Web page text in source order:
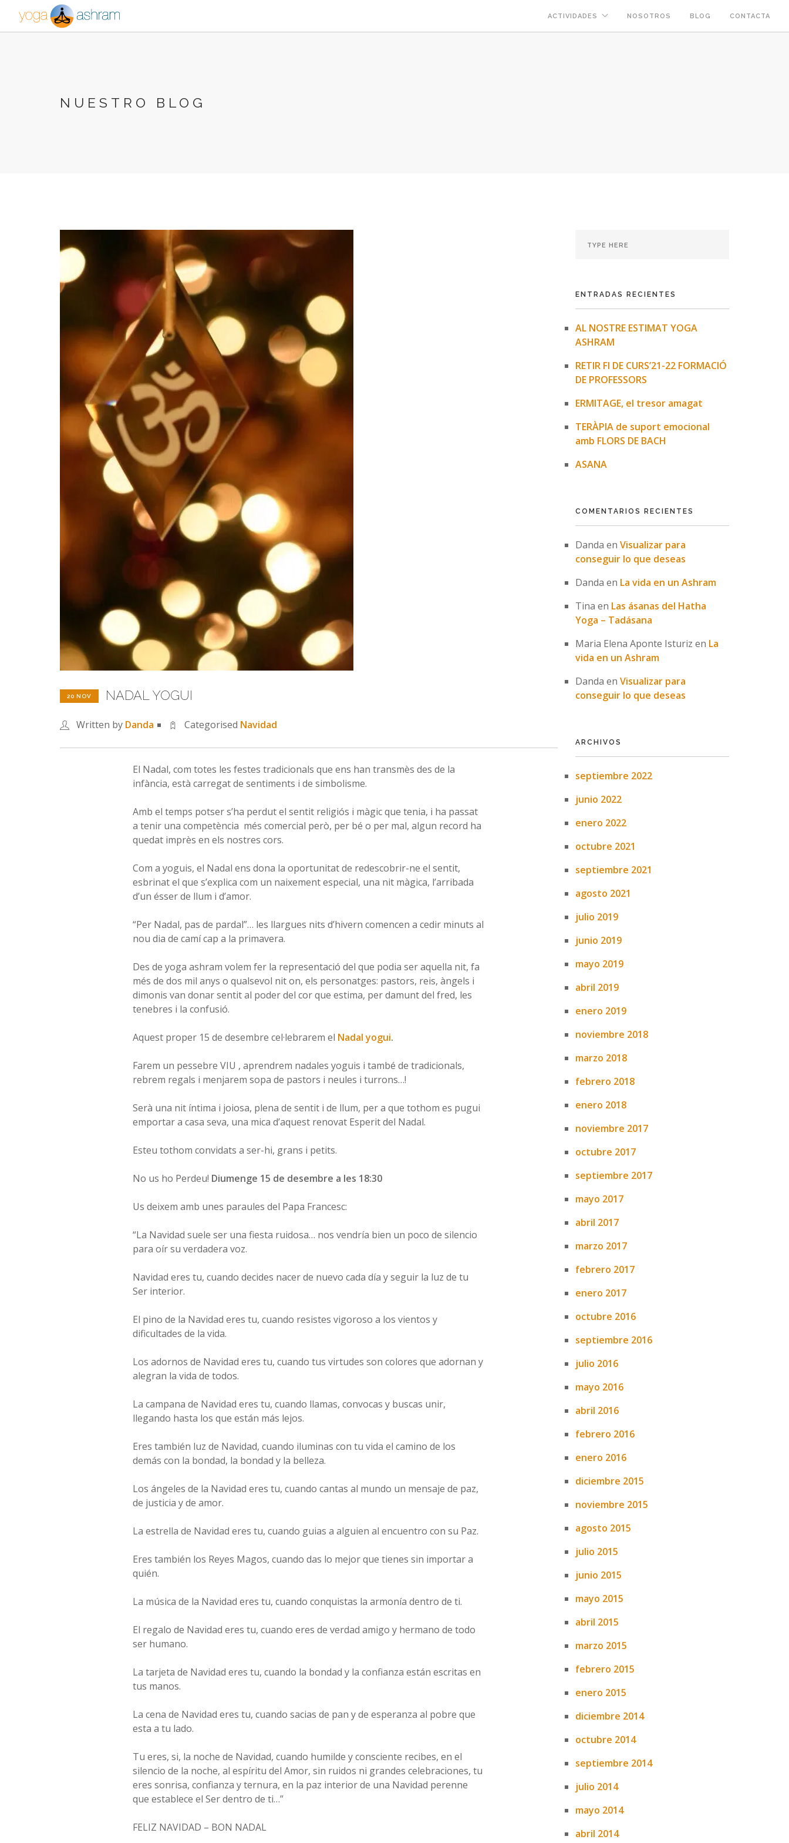
ACTIVIDADES NOSOTROS BLOG CONTACTA
NUESTRO BLOG
20 NOV NADAL YOGUI
Written by Danda Categorised Navidad
El Nadal, com totes les festes tradicionals que ens han transmès des de la
infància, està carregat de sentiments i de simbolisme.
Amb el temps potser s’ha perdut el sentit religiós i màgic que tenia, i ha passat
a tenir una competència més comercial però, per bé o per mal, algun record ha
quedat imprès en els nostres cors.
Com a yoguis, el Nadal ens dona la oportunitat de redescobrir-ne el sentit,
esbrinat el que s’explica com un naixement especial, una nit màgica, l’arribada
d’un ésser de llum i d’amor.
“Per Nadal, pas de pardal”… les llargues nits d’hivern comencen a cedir minuts al
nou dia de camí cap a la primavera.
Des de yoga ashram volem fer la representació del que podia ser aquella nit, fa
més de dos mil anys o qualsevol nit on, els personatges: pastors, reis, àngels i
dimonis van donar sentit al poder del cor que estima, per damunt del fred, les
tenebres i la confusió.
Aquest proper 15 de desembre cel·lebrarem el Nadal yogui.
Farem un pessebre VIU , aprendrem nadales yoguis i també de tradicionals,
rebrem regals i menjarem sopa de pastors i neules i turrons…!
Serà una nit íntima i joiosa, plena de sentit i de llum, per a que tothom es pugui
emportar a casa seva, una mica d’aquest renovat Esperit del Nadal.
Esteu tothom convidats a ser-hi, grans i petits.
No us ho Perdeu! Diumenge 15 de desembre a les 18:30
Us deixem amb unes paraules del Papa Francesc:
“La Navidad suele ser una fiesta ruidosa… nos vendría bien un poco de silencio
para oír su verdadera voz.
Navidad eres tu, cuando decides nacer de nuevo cada día y seguir la luz de tu
Ser interior.
El pino de la Navidad eres tu, cuando resistes vigoroso a los vientos y
dificultades de la vida.
Los adornos de Navidad eres tu, cuando tus virtudes son colores que adornan y
alegran la vida de todos.
La campana de Navidad eres tu, cuando llamas, convocas y buscas unir,
llegando hasta los que están más lejos.
Eres también luz de Navidad, cuando iluminas con tu vida el camino de los
demás con la bondad, la bondad y la belleza.
Los ángeles de la Navidad eres tu, cuando cantas al mundo un mensaje de paz,
de justicia y de amor.
La estrella de Navidad eres tu, cuando guias a alguien al encuentro con su Paz.
Eres también los Reyes Magos, cuando das lo mejor que tienes sin importar a
quién.
La música de la Navidad eres tu, cuando conquistas la armonía dentro de ti.
El regalo de Navidad eres tu, cuando eres de verdad amigo y hermano de todo
ser humano.
La tarjeta de Navidad eres tu, cuando la bondad y la confianza están escritas en
tus manos.
La cena de Navidad eres tu, cuando sacias de pan y de esperanza al pobre que
esta a tu lado.
Tu eres, si, la noche de Navidad, cuando humilde y consciente recibes, en el
silencio de la noche, al espíritu del Amor, sin ruidos ni grandes celebraciones, tu
eres sonrisa, confianza y ternura, en la paz interior de una Navidad perenne
que establece el Ser dentro de ti…”
FELIZ NAVIDAD – BON NADAL
ENTRADAS RECIENTES
AL NOSTRE ESTIMAT YOGA
ASHRAM
RETIR FI DE CURS’21-22 FORMACIÓ
DE PROFESSORS
ERMITAGE, el tresor amagat
TERÀPIA de suport emocional
amb FLORS DE BACH
ASANA
COMENTARIOS RECIENTES
Danda en Visualizar para
conseguir lo que deseas
Danda en La vida en un Ashram
Tina en Las ásanas del Hatha
Yoga – Tadásana
Maria Elena Aponte Isturiz en La
vida en un Ashram
Danda en Visualizar para
conseguir lo que deseas
ARCHIVOS
septiembre 2022
junio 2022
enero 2022
octubre 2021
septiembre 2021
agosto 2021
julio 2019
junio 2019
mayo 2019
abril 2019
enero 2019
noviembre 2018
marzo 2018
febrero 2018
enero 2018
noviembre 2017
octubre 2017
septiembre 2017
mayo 2017
abril 2017
marzo 2017
febrero 2017
enero 2017
octubre 2016
septiembre 2016
julio 2016
mayo 2016
abril 2016
febrero 2016
enero 2016
diciembre 2015
noviembre 2015
agosto 2015
julio 2015
junio 2015
mayo 2015
abril 2015
marzo 2015
febrero 2015
enero 2015
diciembre 2014
octubre 2014
septiembre 2014
julio 2014
mayo 2014
abril 2014